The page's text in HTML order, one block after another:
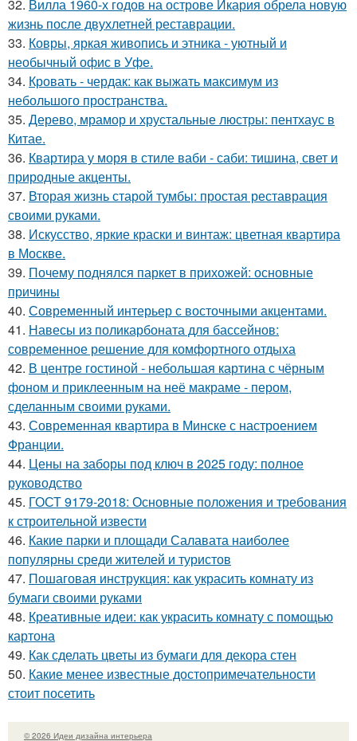
32. Вилла 1960-х годов на острове Икария обрела новую
жизнь после двухлетней реставрации.
33. Ковры, яркая живопись и этника - уютный и
необычный офис в Уфе.
34. Кровать - чердак: как выжать максимум из
небольшого пространства.
35. Дерево, мрамор и хрустальные люстры: пентхаус в
Китае.
36. Квартира у моря в стиле ваби - саби: тишина, свет и
природные акценты.
37. Вторая жизнь старой тумбы: простая реставрация
своими руками.
38. Искусство, яркие краски и винтаж: цветная квартира
в Москве.
39. Почему поднялся паркет в прихожей: основные
причины
40. Современный интерьер с восточными акцентами.
41. Навесы из поликарбоната для бассейнов:
современное решение для комфортного отдыха
42. В центре гостиной - небольшая картина с чёрным
фоном и приклеенным на неё макраме - пером,
сделанным своими руками.
43. Современная квартира в Минске с настроением
Франции.
44. Цены на заборы под ключ в 2025 году: полное
руководство
45. ГОСТ 9179-2018: Основные положения и требования
к строительной извести
46. Какие парки и площади Салавата наиболее
популярны среди жителей и туристов
47. Пошаговая инструкция: как украсить комнату из
бумаги своими руками
48. Креативные идеи: как украсить комнату с помощью
картона
49. Как сделать цветы из бумаги для декора стен
50. Какие менее известные достопримечательности
стоит посетить
© 2026 Идеи дизайна интерьера